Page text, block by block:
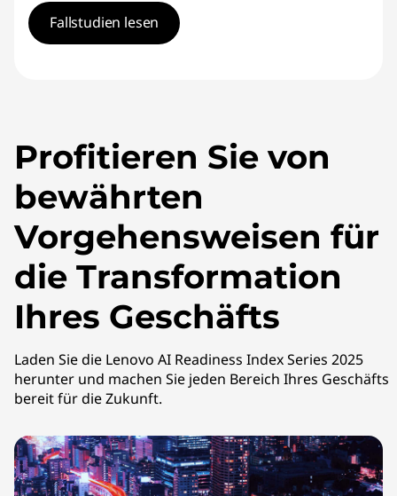
Fallstudien lesen
Profitieren Sie von
bewährten
Vorgehensweisen für
die Transformation
Ihres Geschäfts
Laden Sie die Lenovo AI Readiness Index Series 2025
herunter und machen Sie jeden Bereich Ihres Geschäfts
bereit für die Zukunft.